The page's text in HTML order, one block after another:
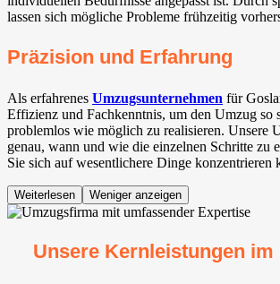
lassen sich mögliche Probleme frühzeitig
Präzision und Erfahrung
Als erfahrenes Umzugsunternehmen für
Effizienz und Fachkenntnis, um den Umzug so
problemlos wie möglich zu realisieren. Unsere
genau, wann und wie die einzelnen Schritte zu
Sie sich auf wesentlichere Dinge konzentrieren
Weiterlesen Weniger anzeigen
Unsere Kernleistungen